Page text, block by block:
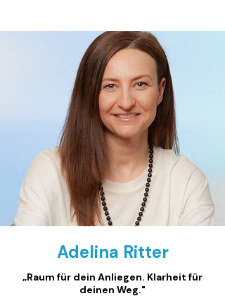
Adelina Ritter
„Raum für dein Anliegen. Klarheit für
deinen Weg."